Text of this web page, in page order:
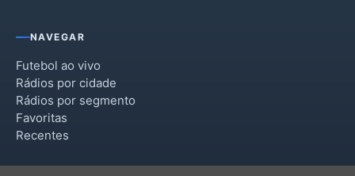
NAVEGAR
Futebol ao vivo
Rádios por cidade
Rádios por segmento
Favoritas
Recentes